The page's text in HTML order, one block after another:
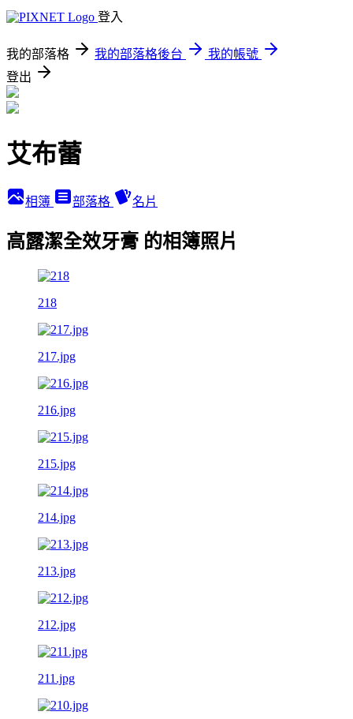
登入
我的部落格 我的部落格後台
我的帳號
登出
艾布蕾
相簿 部落格 名片
高露潔全效牙膏 的相簿照片
218
217.jpg
216.jpg
215.jpg
214.jpg
213.jpg
212.jpg
211.jpg